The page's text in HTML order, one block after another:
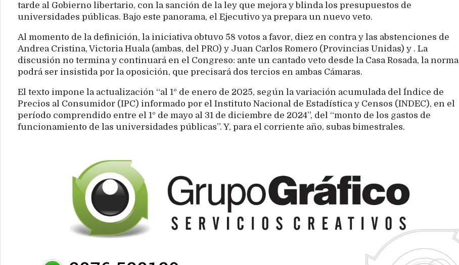
tarde al Gobierno libertario, con la sanción de la ley que mejora y blinda los presupuestos de
universidades públicas. Bajo este panorama, el Ejecutivo ya prepara un nuevo veto.
Al momento de la definición, la iniciativa obtuvo 58 votos a favor, diez en contra y las abstenciones de
Andrea Cristina, Victoria Huala (ambas, del PRO) y Juan Carlos Romero (Provincias Unidas) y . La
discusión no termina y continuará en el Congreso: ante un cantado veto desde la Casa Rosada, la norma
podrá ser insistida por la oposición, que precisará dos tercios en ambas Cámaras.
El texto impone la actualización “al 1º de enero de 2025, según la variación acumulada del Índice de
Precios al Consumidor (IPC) informado por el Instituto Nacional de Estadística y Censos (INDEC), en el
período comprendido entre el 1º de mayo al 31 de diciembre de 2024”, del “monto de los gastos de
funcionamiento de las universidades públicas”. Y, para el corriente año, subas bimestrales.